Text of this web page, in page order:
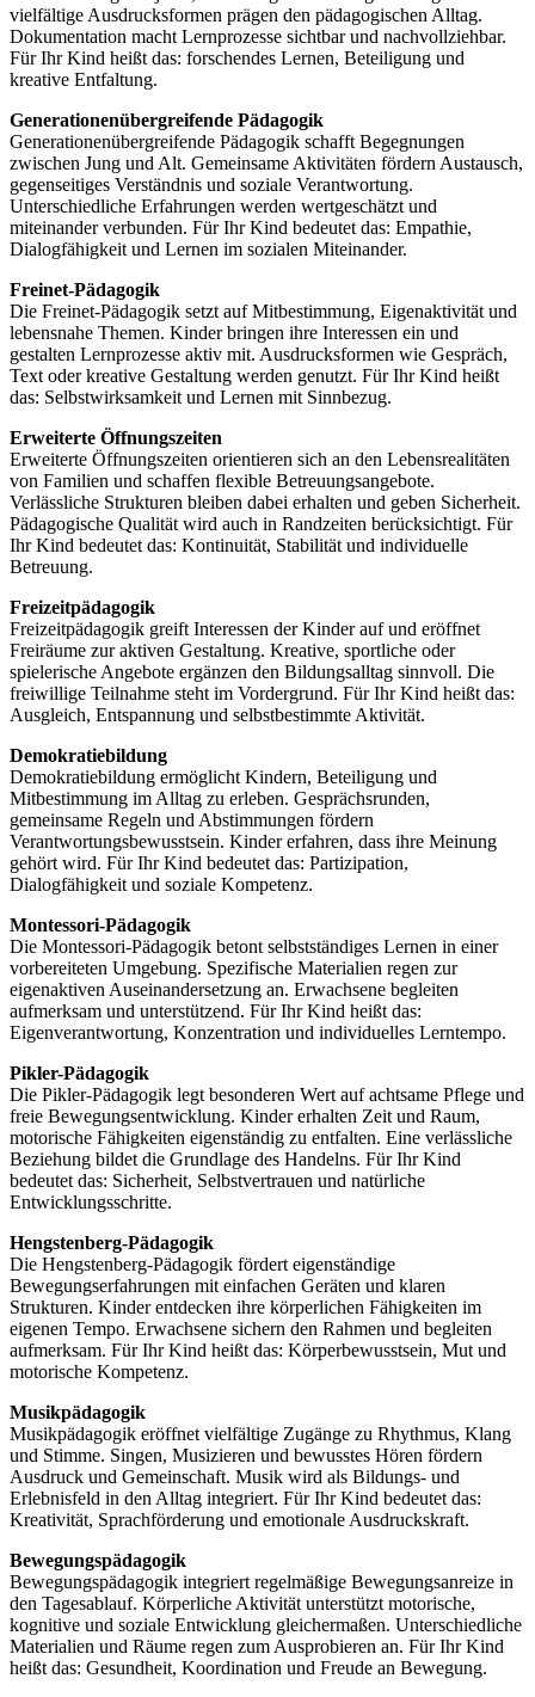
vielfältige Ausdrucksformen prägen den pädagogischen Alltag.
Dokumentation macht Lernprozesse sichtbar und nachvollziehbar.
Für Ihr Kind heißt das: forschendes Lernen, Beteiligung und
kreative Entfaltung.
Generationenübergreifende Pädagogik
Generationenübergreifende Pädagogik schafft Begegnungen
zwischen Jung und Alt. Gemeinsame Aktivitäten fördern Austausch,
gegenseitiges Verständnis und soziale Verantwortung.
Unterschiedliche Erfahrungen werden wertgeschätzt und
miteinander verbunden. Für Ihr Kind bedeutet das: Empathie,
Dialogfähigkeit und Lernen im sozialen Miteinander.
Freinet-Pädagogik
Die Freinet-Pädagogik setzt auf Mitbestimmung, Eigenaktivität und
lebensnahe Themen. Kinder bringen ihre Interessen ein und
gestalten Lernprozesse aktiv mit. Ausdrucksformen wie Gespräch,
Text oder kreative Gestaltung werden genutzt. Für Ihr Kind heißt
das: Selbstwirksamkeit und Lernen mit Sinnbezug.
Erweiterte Öffnungszeiten
Erweiterte Öffnungszeiten orientieren sich an den Lebensrealitäten
von Familien und schaffen flexible Betreuungsangebote.
Verlässliche Strukturen bleiben dabei erhalten und geben Sicherheit.
Pädagogische Qualität wird auch in Randzeiten berücksichtigt. Für
Ihr Kind bedeutet das: Kontinuität, Stabilität und individuelle
Betreuung.
Freizeitpädagogik
Freizeitpädagogik greift Interessen der Kinder auf und eröffnet
Freiräume zur aktiven Gestaltung. Kreative, sportliche oder
spielerische Angebote ergänzen den Bildungsalltag sinnvoll. Die
freiwillige Teilnahme steht im Vordergrund. Für Ihr Kind heißt das:
Ausgleich, Entspannung und selbstbestimmte Aktivität.
Demokratiebildung
Demokratiebildung ermöglicht Kindern, Beteiligung und
Mitbestimmung im Alltag zu erleben. Gesprächsrunden,
gemeinsame Regeln und Abstimmungen fördern
Verantwortungsbewusstsein. Kinder erfahren, dass ihre Meinung
gehört wird. Für Ihr Kind bedeutet das: Partizipation,
Dialogfähigkeit und soziale Kompetenz.
Montessori-Pädagogik
Die Montessori-Pädagogik betont selbstständiges Lernen in einer
vorbereiteten Umgebung. Spezifische Materialien regen zur
eigenaktiven Auseinandersetzung an. Erwachsene begleiten
aufmerksam und unterstützend. Für Ihr Kind heißt das:
Eigenverantwortung, Konzentration und individuelles Lerntempo.
Pikler-Pädagogik
Die Pikler-Pädagogik legt besonderen Wert auf achtsame Pflege und
freie Bewegungsentwicklung. Kinder erhalten Zeit und Raum,
motorische Fähigkeiten eigenständig zu entfalten. Eine verlässliche
Beziehung bildet die Grundlage des Handelns. Für Ihr Kind
bedeutet das: Sicherheit, Selbstvertrauen und natürliche
Entwicklungsschritte.
Hengstenberg-Pädagogik
Die Hengstenberg-Pädagogik fördert eigenständige
Bewegungserfahrungen mit einfachen Geräten und klaren
Strukturen. Kinder entdecken ihre körperlichen Fähigkeiten im
eigenen Tempo. Erwachsene sichern den Rahmen und begleiten
aufmerksam. Für Ihr Kind heißt das: Körperbewusstsein, Mut und
motorische Kompetenz.
Musikpädagogik
Musikpädagogik eröffnet vielfältige Zugänge zu Rhythmus, Klang
und Stimme. Singen, Musizieren und bewusstes Hören fördern
Ausdruck und Gemeinschaft. Musik wird als Bildungs- und
Erlebnisfeld in den Alltag integriert. Für Ihr Kind bedeutet das:
Kreativität, Sprachförderung und emotionale Ausdruckskraft.
Bewegungspädagogik
Bewegungspädagogik integriert regelmäßige Bewegungsanreize in
den Tagesablauf. Körperliche Aktivität unterstützt motorische,
kognitive und soziale Entwicklung gleichermaßen. Unterschiedliche
Materialien und Räume regen zum Ausprobieren an. Für Ihr Kind
heißt das: Gesundheit, Koordination und Freude an Bewegung.